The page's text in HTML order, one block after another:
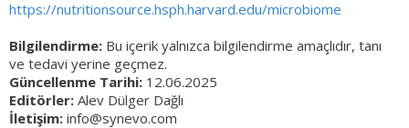
https://nutritionsource.hsph.harvard.edu/microbiome
Bilgilendirme:Bu içerik yalnızca bilgilendirme amaçlıdır, tanı
ve tedavi yerine geçmez.
Güncellenme Tarihi:12.06.2025
Editörler:Alev Dülger Dağlı
İletişim: info@synevo.com